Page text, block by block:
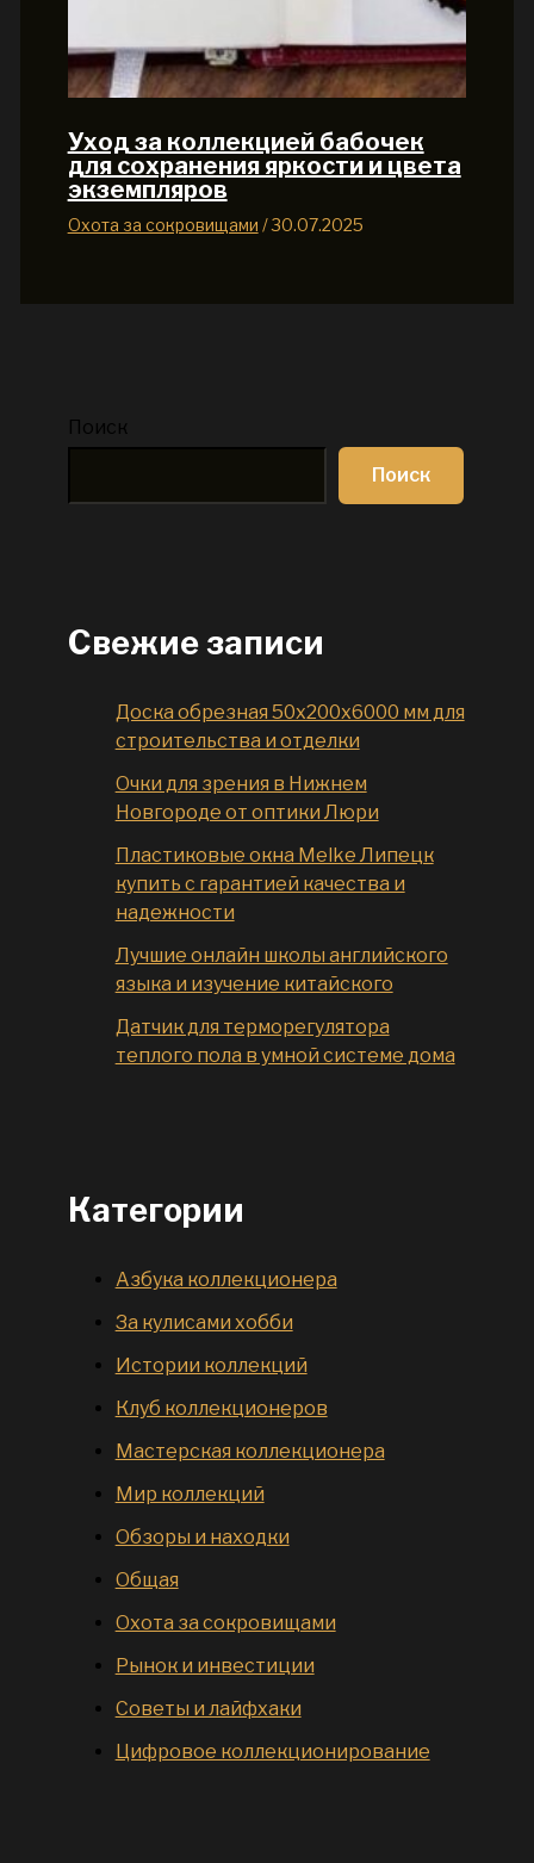
Уход за коллекцией бабочек
для сохранения яркости и цвета
экземпляров
Охота за сокровищами /30.07.2025
Поиск
Поиск
Свежие записи
Доска обрезная 50x200x6000 мм для
строительства и отделки
Очки для зрения в Нижнем
Новгороде от оптики Люри
Пластиковые окна Melke Липецк
купить с гарантией качества и
надежности
Лучшие онлайн школы английского
языка и изучение китайского
Датчик для терморегулятора
теплого пола в умной системе дома
Категории
Азбука коллекционера
За кулисами хобби
Истории коллекций
Клуб коллекционеров
Мастерская коллекционера
Мир коллекций
Обзоры и находки
Общая
Охота за сокровищами
Рынок и инвестиции
Советы и лайфхаки
Цифровое коллекционирование